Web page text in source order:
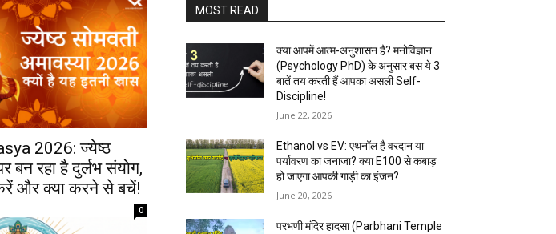
2026: ज्येष्ठ
बन रहा है दुर्लभ संयोग,
और क्या करने से बचें!
0
MOST READ
क्या आपमें आत्म-अनुशासन है? मनोविज्ञान
(Psychology PhD) के अनुसार बस ये 3
बातें तय करती हैं आपका असली Self-
Discipline!
June 22, 2026
Ethanol vs EV: एथनॉल है वरदान या
पर्यावरण का जनाजा? क्या E100 से कबाड़
हो जाएगा आपकी गाड़ी का इंजन?
June 20, 2026
परभणी मंदिर हादसा (Parbhani Temple